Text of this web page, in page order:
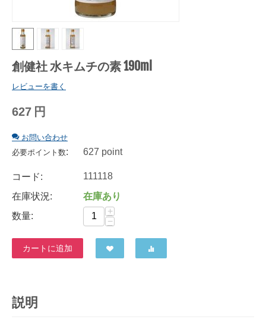
創健社 水キムチの素 190ml
レビューを書く
627 円
お問い合わせ
必要ポイント数: 627 point
コード:
111118
在庫状況:
在庫あり
数量:
+
−
カートに追加
説明